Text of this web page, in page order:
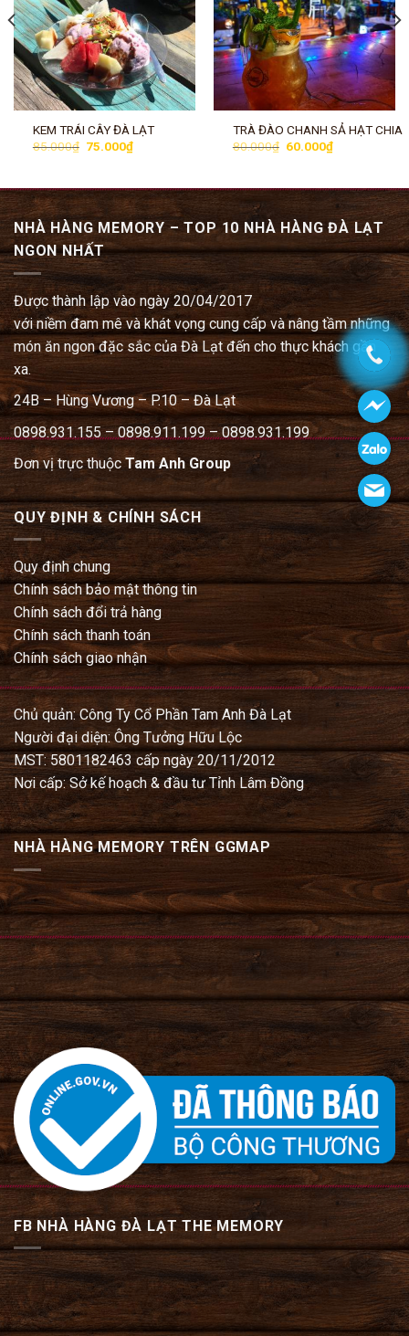
KEM TRÁI CÂY ĐÀ LẠT
85.000₫ Giá
75.000₫Giá
hiện
75.000₫.
TRÀ ĐÀO CHANH SẢ HẠT CHIA
80.000₫ Giá
60.000₫Giá
hiện
60.000₫.
NHÀ HÀNG MEMORY – TOP 10 NHÀ HÀNG ĐÀ LẠT
NGON NHẤT
Được thành lập vào ngày 20/04/2017
với niềm đam mê và khát vọng cung cấp và nâng tầm những
món ăn ngon đặc sắc của Đà Lạt đến cho thực khách gần
xa.
24B – Hùng Vương – P.10 – Đà Lạt
0898.931.155 – 0898.911.199 – 0898.931.199
Đơn vị trực thuộcTam Anh Group
QUY ĐỊNH & CHÍNH SÁCH
Quy định chung
Chính sách bảo mật thông tin
Chính sách đổi trả hàng
Chính sách thanh toán
Chính sách giao nhận
Chủ quản: Công Ty Cổ Phần Tam Anh Đà Lạt
Người đại diện: Ông Tưởng Hữu Lộc
MST: 5801182463 cấp ngày 20/11/2012
Nơi cấp: Sở kế hoạch & đầu tư Tỉnh Lâm Đồng
NHÀ HÀNG MEMORY TRÊN GGMAP
FB NHÀ HÀNG ĐÀ LẠT THE MEMORY